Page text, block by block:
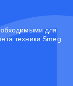
для
техники Smeg